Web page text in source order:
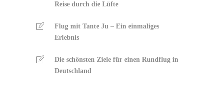
Reise durch die Lüfte
Flug mit Tante Ju – Ein einmaliges
Erlebnis
Die schönsten Ziele für einen Rundflug in
Deutschland